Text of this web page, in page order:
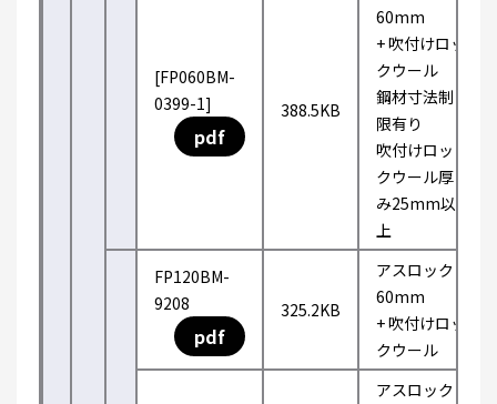
[FP060BM-
0399-1]
pdf
388.5KB
60mm
+ 吹付けロッ
クウール
鋼材寸法制
限有り
吹付けロッ
クウール厚
み25mm以
上
FP120BM-
9208
pdf
325.2KB
アスロック
60mm
+ 吹付けロッ
クウール
アスロック